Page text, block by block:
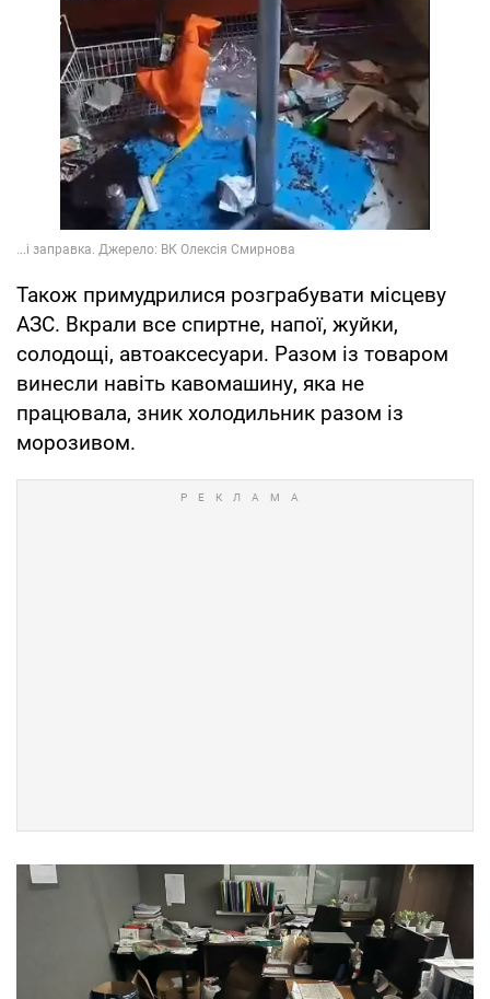
Також примудрилися розграбувати місцеву
АЗС. Вкрали все спиртне, напої, жуйки,
солодощі, автоаксесуари. Разом із товаром
винесли навіть кавомашину, яка не
працювала, зник холодильник разом із
морозивом.